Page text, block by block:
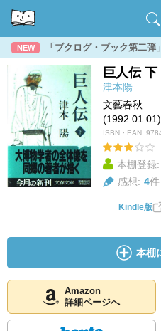
NEW 「ブクログ・ブック第二
巨人伝
津本陽
文藝春秋
(1992.01.01)
ISBN・EAN:
本棚登録:
感想: 4件
Kindle版
本棚
Amazon
詳細ページへ